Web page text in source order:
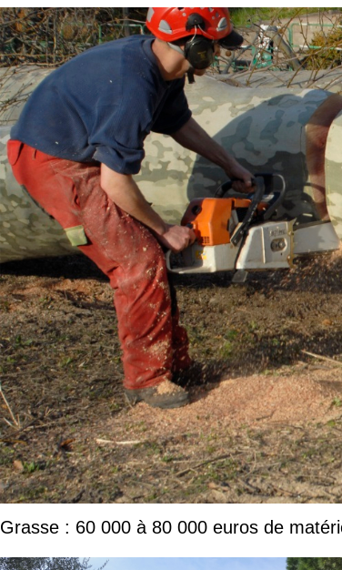
Grasse : 60 000 à 80 000 euros de